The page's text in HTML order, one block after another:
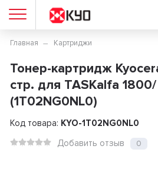
Главная Картриджи
Тонер-картридж
стр. для TASKalfa
(1T02NG0NL0)
Код товара: KYO-1T02NG0NL0
Добавить отзыв
0